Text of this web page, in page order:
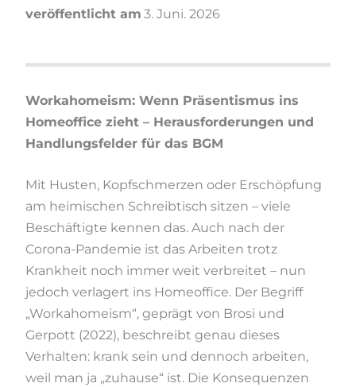
veröffentlicht am 3. Juni. 2026
Workahomeism: Wenn Präsentismus ins
Homeoffice zieht – Herausforderungen und
Handlungsfelder für das BGM
Mit Husten, Kopfschmerzen oder Erschöpfung
am heimischen Schreibtisch sitzen – viele
Beschäftigte kennen das. Auch nach der
Corona-Pandemie ist das Arbeiten trotz
Krankheit noch immer weit verbreitet – nun
jedoch verlagert ins Homeoffice. Der Begriff
„Workahomeism“, geprägt von Brosi und
Gerpott (2022), beschreibt genau dieses
Verhalten: krank sein und dennoch arbeiten,
weil man ja „zuhause“ ist. Die Konsequenzen